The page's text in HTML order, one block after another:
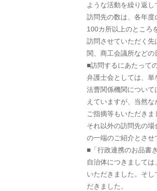
ような活動を繰り返し
訪問先の数は、各年
100カ所以上のところ
訪問させていただく
関、商工会議所などの
■訪問するにあたって
弁護士会としては、単
法曹関係機関につい
えていますが、当然
ご指摘等もいただきま
それ以外の訪問先の
の一端のご紹介とさせ
■「行政連携のお品書き
自治体につきまして
いただきました。そ
だきました。